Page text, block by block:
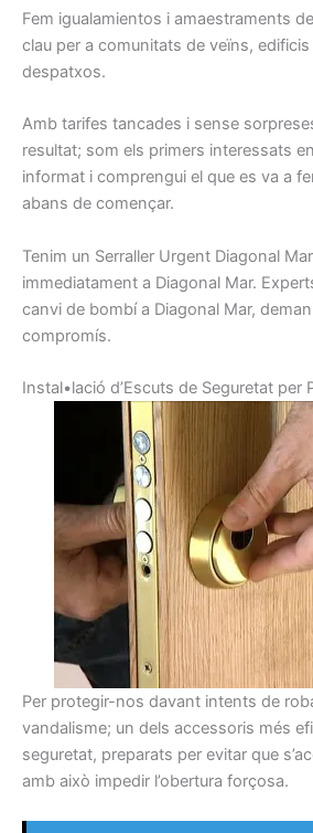
Fem igualamientos i amaestraments de
clau per a comunitats de veïns, edificis
despatxos.
Amb tarifes tancades i sense
resultat; som els primers interessats
informat i comprengui el que es va a
abans de començar.
Tenim un Serraller Urgent Diagonal Mar
immediatament a Diagonal Mar.
canvi de bombí a Diagonal Mar,
compromís.
Instal•lació d’Escuts de Seguretat per
Per protegir-nos davant intents de
vandalisme; un dels accessoris més
seguretat, preparats per evitar que
amb això impedir l’obertura forçosa.